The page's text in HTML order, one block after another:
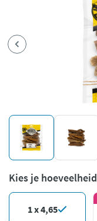
Kies je hoeveelheid
1 x 4,65